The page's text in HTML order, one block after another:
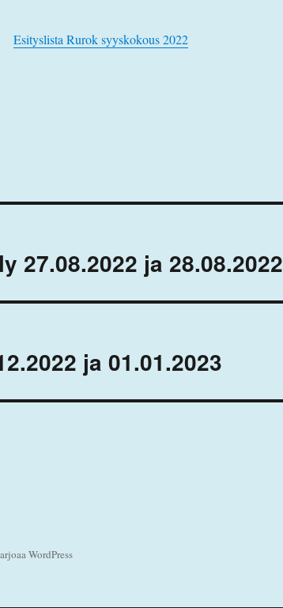
Esityslista Rurok syyskokous 2022
27.08.2022 ja 28.08.2022
ja 01.01.2023
WordPress